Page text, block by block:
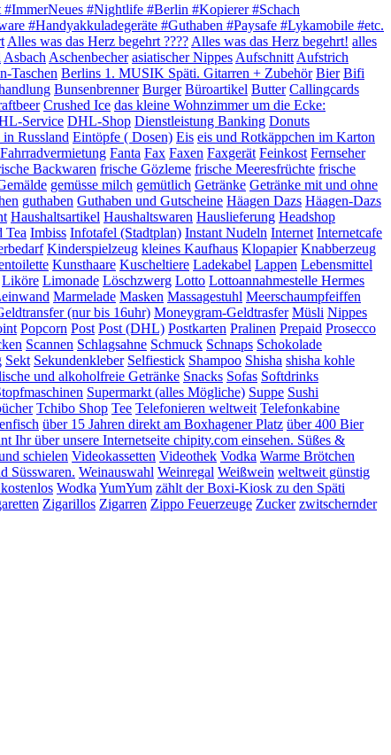
#Nightlife #Berlin #Kopierer #Schach
#Handyakkuladegeräte #Guthaben #Paysafe #Lykamobile #etc.
Alles was das Herz begehrt ???? Alles was das Herz begehrt! alles
Asbach Aschenbecher asiatischer Nippes Aufschnitt Aufstrich
Taschen Berlins 1. MUSIK Späti. Gitarren + Zubehör Bier Bifi
Bunsenbrenner Burger Büroartikel Butter Callingcards
Crushed Ice das kleine Wohnzimmer um die Ecke:
Service DHL-Shop Dienstleistung Banking Donuts
Russland Eintöpfe ( Dosen) Eis eis und Rotkäppchen im Karton
Fahrradvermietung Fanta Fax Faxen Faxgerät Feinkost Fernseher
Backwaren frische Gözleme frische Meeresfrüchte frische
gemüsse milch gemütlich Getränke Getränke mit und ohne
guthaben Guthaben und Gutscheine Häagen Dazs Häagen-Dazs
Haushaltsartikel Haushaltswaren Hauslieferung Headshop
Tea Imbiss Infotafel (Stadtplan) Instant Nudeln Internet Internetcafe
Kinderspielzeug kleines Kaufhaus Klopapier Knabberzeug
Kunsthaare Kuscheltiere Ladekabel Lappen Lebensmittel
Liköre Limonade Löschzwerg Lotto Lottoannahmestelle Hermes
Marmelade Masken Massagestuhl Meerschaumpfeiffen
(nur bis 16uhr) Moneygram-Geldtrasfer Müsli Nippes
Popcorn Post Post (DHL) Postkarten Pralinen Prepaid Prosecco
Scannen Schlagsahne Schmuck Schnaps Schokolade
Sekt Sekundenkleber Selfiestick Shampoo Shisha shisha kohle
und alkoholfreie Getränke Snacks Sofas Softdrinks
Supermarkt (alles Mögliche) Suppe Sushi
Tchibo Shop Tee Telefonieren weltweit Telefonkabine
über 15 Jahren direkt am Boxhagener Platz über 400 Bier
Ihr über unsere Internetseite chipity.com einsehen. Süßes &
schielen Videokassetten Videothek Vodka Warme Brötchen
Süsswaren. Weinauswahl Weinregal Weißwein weltweit günstig
Wodka YumYum zählt der Boxi-Kiosk zu den Späti
Zigarillos Zigarren Zippo Feuerzeuge Zucker zwitschernder